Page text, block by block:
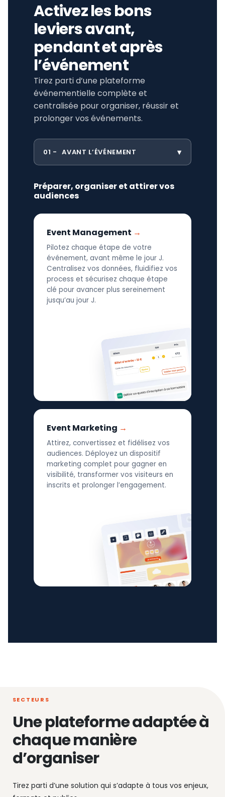
Activez les bons
leviers avant,
pendant et après
l’événement
Tirez parti d’une plateforme
événementielle complète et
centralisée pour organiser, réussir et
prolonger vos événements.
01 AVANT L’ÉVÉNEMENT
Préparer, organiser et attirer vos
audiences
Event Management
Pilotez chaque étape de votre
événement, avant même le jour J.
Centralisez vos données, fluidifiez vos
process et sécurisez chaque étape
clé pour avancer plus sereinement
jusqu’au jour J.
Event Marketing
Attirez, convertissez et fidélisez vos
audiences. Déployez un dispositif
marketing complet pour gagner en
visibilité, transformer vos visiteurs en
inscrits et prolonger l’engagement.
SECTEURS
Une plateforme adaptée à
chaque manière
d’organiser
Tirez parti d’une solution qui s’adapte à tous vos enjeux,